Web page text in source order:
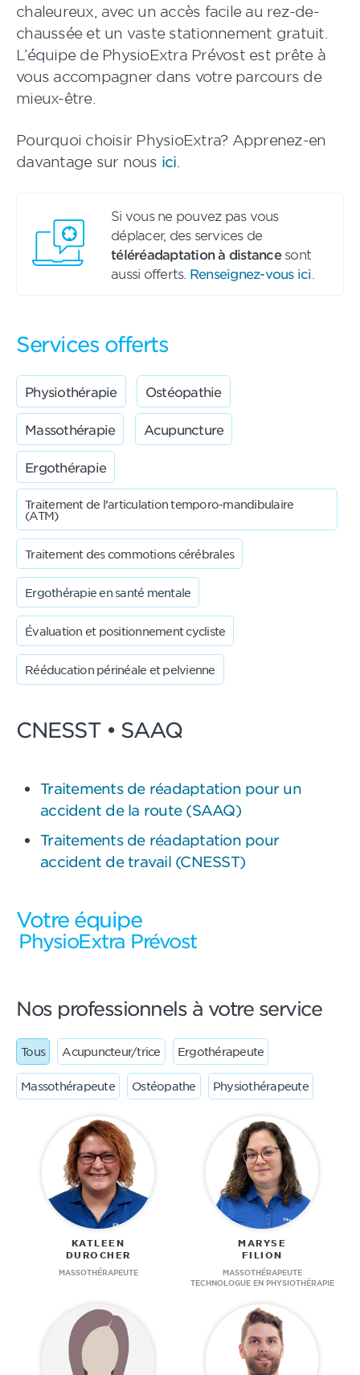
chaleureux, avec un accès facile au rez-de-
chaussée et un vaste stationnement gratuit.
L’équipe de PhysioExtra Prévost est prête à
vous accompagner dans votre parcours de
mieux-être.
Pourquoi choisir PhysioExtra? Apprenez-en
davantage sur nous ici
Si vous ne pouvez pas vous
déplacer, des services de
téléréadaptation à distancesont
aussi offerts. Renseignez-vous ici
Services offerts
Physiothérapie Ostéopathie
Massothérapie Acupuncture
Ergothérapie
Traitement de l’articulation temporo-mandibulaire
(ATM)
Traitement des commotions cérébrales
Ergothérapie en santé mentale
Évaluation et positionnement cycliste
Rééducation périnéale et pelvienne
CNESST • SAAQ
Traitements de réadaptation pour un
accident de la route (SAAQ)
Traitements de réadaptation pour
accident de travail (CNESST)
Votre équipe
PhysioExtra Prévost
Nos professionnels à votre service
Tous Acupuncteur/trice Ergothérapeute
Massothérapeute Ostéopathe Physiothérapeute
KATLEEN
DUROCHER
MASSOTHÉRAPEUTE
MARYSE
FILION
MASSOTHÉRAPEUTE
TECHNOLOGUE EN PHYSIOTHÉRAPIE